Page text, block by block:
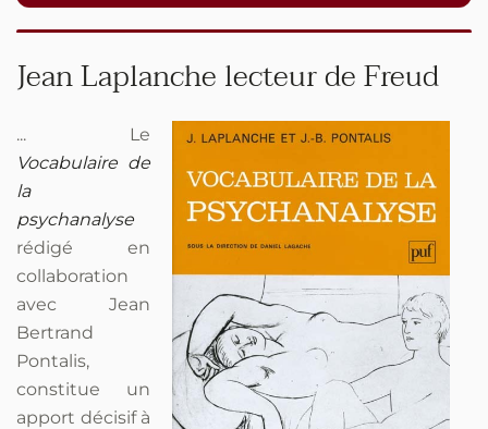
Jean Laplanche lecteur de Freud
... Le
Vocabulaire de
la
psychanalyse
rédigé en
collaboration
avec Jean
Bertrand
Pontalis,
constitue un
apport décisif à